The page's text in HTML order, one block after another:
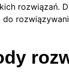
rozwiązań.